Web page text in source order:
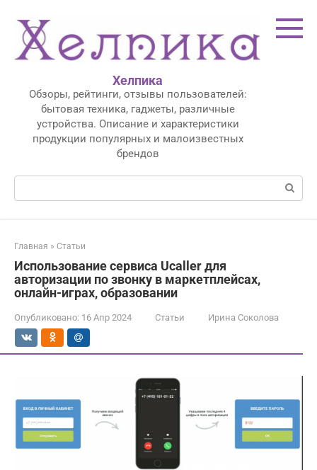
контенту
Хелпика
Обзоры, рейтинги, отзывы пользователей:
бытовая техника, гаджеты, различные
устройства. Описание и характеристики
продукции популярных и малоизвестных
брендов
Поиск:
Главная » Статьи
Использование сервиса Ucaller для
авторизации по звонку в маркетплейсах,
онлайн-играх, образовании
Опубликовано: 16 Апр 2024 Статьи Ирина Соколова